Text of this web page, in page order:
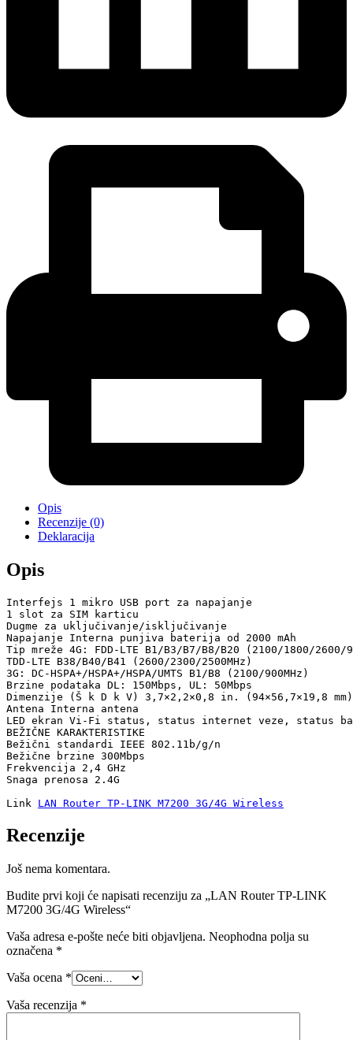
Opis
Recenzije (0)
Deklaracija
Opis
Interfejs 1 mikro USB port za napajanje
1 slot za SIM karticu
Dugme za uključivanje/isključivanje
Napajanje Interna punjiva baterija od 2000 mAh
Tip mreže 4G: FDD-LTE B1/B3/B7/B8/B20 (2100/1800/2600/
TDD-LTE B38/B40/B41 (2600/2300/2500MHz)
3G: DC-HSPA+/HSPA+/HSPA/UMTS B1/B8 (2100/900MHz)
Brzine podataka DL: 150Mbps, UL: 50Mbps
Dimenzije (Š k D k V) 3,7×2,2×0,8 in. (94×56,7×19,8 mm)
Antena Interna antena
LED ekran Vi-Fi status, status internet veze, status
BEŽIČNE KARAKTERISTIKE
Bežični standardi IEEE 802.11b/g/n
Bežične brzine 300Mbps
Frekvencija 2,4 GHz
Snaga prenosa 2.4G
Link LAN Router TP-LINK M7200 3G/4G Wireless
Recenzije
Još nema komentara.
Budite prvi koji će napisati recenziju za „LAN Router TP-LINK
M7200 3G/4G Wireless“
Vaša adresa e-pošte neće biti objavljena. Neophodna polja su
označena *
Vaša ocena *
Vaša recenzija *